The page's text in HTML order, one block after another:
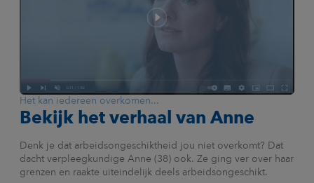
Het kan iedereen overkomen...
Bekijk het verhaal van Anne
Denk je dat arbeidsongeschiktheid jou niet overkomt? Dat
dacht verpleegkundige Anne (38) ook. Ze ging ver over haar
grenzen en raakte uiteindelijk deels arbeidsongeschikt.